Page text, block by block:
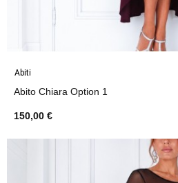
Abiti
Abito Chiara Option 1
150,00 €